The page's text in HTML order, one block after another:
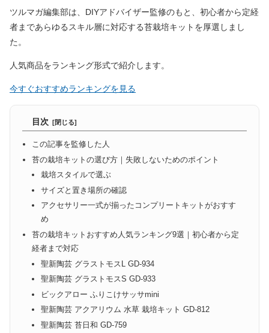
ツルマガ編集部は、DIYアドバイザー監修のもと、初心者から定経
者まであらゆるスキル層に対応する苔栽培キットを厚選しまし
た。
人気商品をランキング形式で紹介します。
今すぐおすすめランキングを見る
目次
この記事を監修した人
苔の栽培キットの選び方｜失敗しないためのポイント
栽培スタイルで選ぶ
サイズと置き場所の確認
アクセサリー一式が揃ったコンプリートキットがおすす
め
苔の栽培キットおすすめ人気ランキング9選｜初心者から定
経者まで対応
聖新陶芸 グラストモスL GD-934
聖新陶芸 グラストモスS GD-933
ビックアロー ふりこけサッサmini
聖新陶芸 アクアリウム 水草 栽培キット GD-812
聖新陶芸 苔日和 GD-759